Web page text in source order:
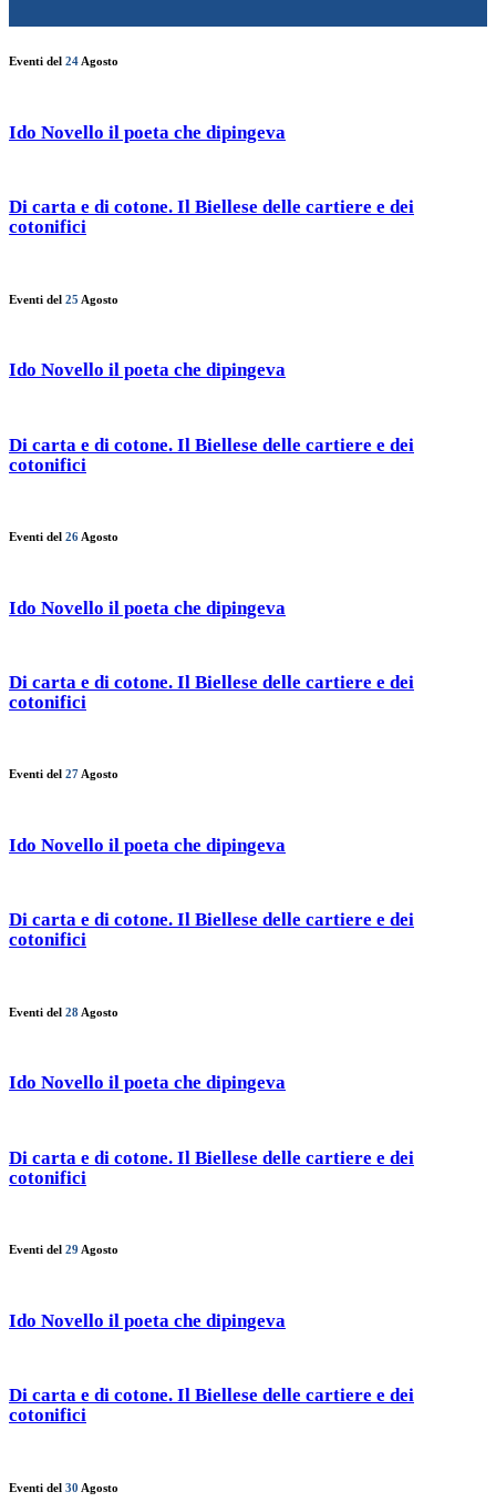
Eventi del 24 Agosto
Ido Novello il poeta che dipingeva
Di carta e di cotone. Il Biellese delle cartiere e dei
cotonifici
Eventi del 25 Agosto
Ido Novello il poeta che dipingeva
Di carta e di cotone. Il Biellese delle cartiere e dei
cotonifici
Eventi del 26 Agosto
Ido Novello il poeta che dipingeva
Di carta e di cotone. Il Biellese delle cartiere e dei
cotonifici
Eventi del 27Agosto
Ido Novello il poeta che dipingeva
Di carta e di cotone. Il Biellese delle cartiere e dei
cotonifici
Eventi del 28 Agosto
Ido Novello il poeta che dipingeva
Di carta e di cotone. Il Biellese delle cartiere e dei
cotonifici
Eventi del 29 Agosto
Ido Novello il poeta che dipingeva
Di carta e di cotone. Il Biellese delle cartiere e dei
cotonifici
Eventi del 30 Agosto